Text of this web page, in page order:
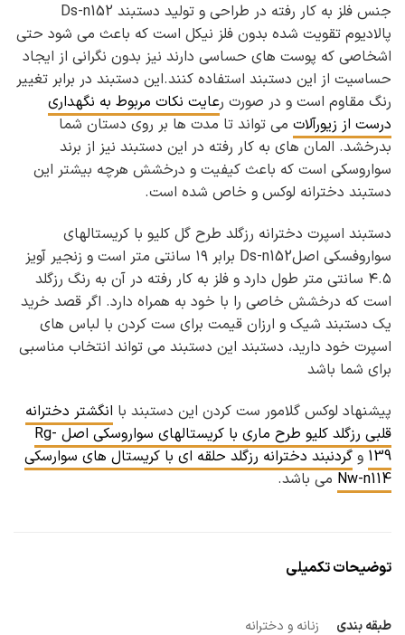
جنس فلز به کار رفته در طراحی و تولید دستبند Ds-n152
پالادیوم تقویت شده بدون فلز نیکل است که باعث می شود حتی
اشخاصی که پوست های حساسی دارند نیز بدون نگرانی از ایجاد
حساسیت از این دستبند استفاده کنند.این دستبند در برابر تغییر
رنگ مقاوم است و در صورت رعایت نکات مربوط به نگهداری
درست از زیورآلات می تواند تا مدت ها بر روی دستان شما
بدرخشد. المان های به کار رفته در این دستبند نیز از برند
سواروسکی است که باعث کیفیت و درخشش هرچه بیشتر این
دستبند دخترانه لوکس و خاص شده است.
دستبند اسپرت دخترانه رزگلد طرح گل کلیو با کریستالهای
سواروفسکی اصلDs-n152 برابر ۱۹ سانتی متر است و زنجیر آویز
۴.۵ سانتی متر طول دارد و فلز به کار رفته در آن به رنگ رزگلد
است که درخشش خاصی را با خود به همراه دارد. اگر قصد خرید
یک دستبند شیک و ارزان قیمت برای ست کردن با لباس های
اسپرت خود دارید، دستبند این دستبند می تواند انتخاب مناسبی
برای شما باشد
پیشنهاد لوکس گلامور ست کردن این دستبند با انگشتر دخترانه
قلبی رزگلد کلیو طرح ماری با کریستالهای سواروسکی اصل Rg-
139 و گردنبند دخترانه رزگلد حلقه ای با کریستال های سوارسکی
Nw-n114 می باشد.
توضیحات تکمیلی
طبقه بندی زنانه و دخترانه